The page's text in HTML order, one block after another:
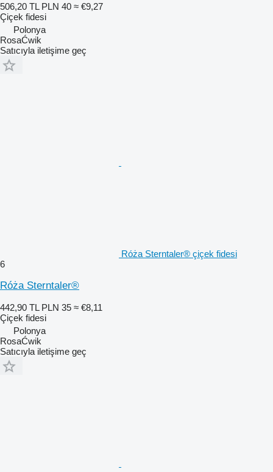
506,20 TL PLN 40 ≈ €9,27
Çiçek fidesi
Polonya
RosaĆwik
Satıcıyla iletişime geç
Róża Sterntaler® çiçek fidesi
6
Róża Sterntaler®
442,90 TL PLN 35 ≈ €8,11
Çiçek fidesi
Polonya
RosaĆwik
Satıcıyla iletişime geç